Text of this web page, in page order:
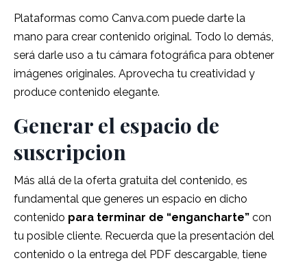
Plataformas como Canva.com puede darte la
mano para crear contenido original. Todo lo demás,
será darle uso a tu cámara fotográfica para obtener
imágenes originales. Aprovecha tu creatividad y
produce contenido elegante.
Generar el espacio de
suscripcion
Más allá de la oferta gratuita del contenido, es
fundamental que generes un espacio en dicho
contenido para terminar de “engancharte” con
tu posible cliente. Recuerda que la presentación del
contenido o la entrega del PDF descargable, tiene